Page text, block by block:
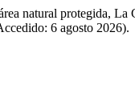
natural protegida, La
6 agosto 2026).